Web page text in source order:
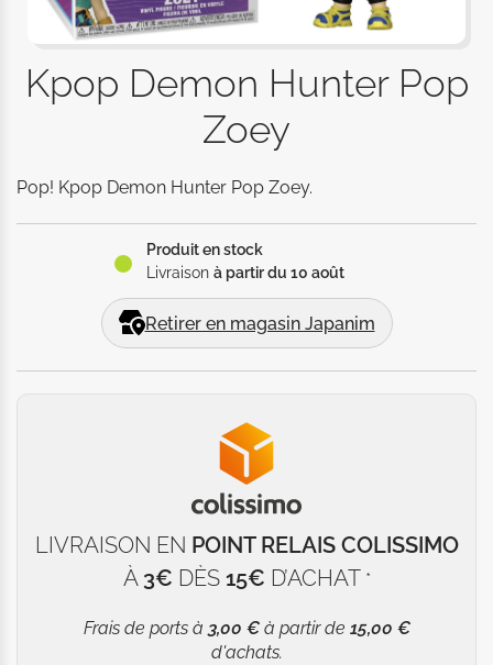
Kpop Demon Hunter Pop
Zoey
Pop! Kpop Demon Hunter Pop Zoey.
Produit en stock
Livraison à partir du 10 août
Retirer en magasin Japanim
LIVRAISON EN POINT RELAIS COLISSIMO
À 3€ DÈS 15€ D’ACHAT *
Frais de ports à 3,00 €à partir de 15,00 €
d'achats.